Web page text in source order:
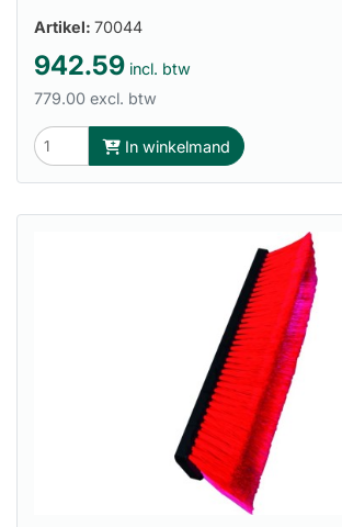
Artikel: 70044
942.59 incl. btw
779.00 excl. btw
In winkelmand